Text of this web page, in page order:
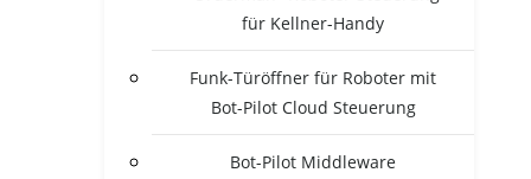
für Kellner-Handy
Funk-Türöffner für Roboter mit
Bot-Pilot Cloud Steuerung
Bot-Pilot Middleware